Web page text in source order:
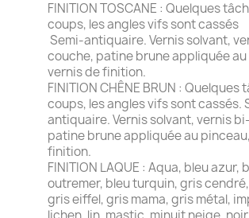
FINITION TOSCANE : Quelques
coups, les angles vifs sont cassés
Semi-antiquaire. Vernis solvant,
couche, patine brune appliquée
vernis de finition.
FINITION CHÊNE BRUN : Quelques
coups, les angles vifs sont cassés.
antiquaire. Vernis solvant, vernis
patine brune appliquée au
finition.
FINITION LAQUE : Aqua, bleu azur,
outremer, bleu turquin, gris
gris eiffel, gris mama, gris métal,